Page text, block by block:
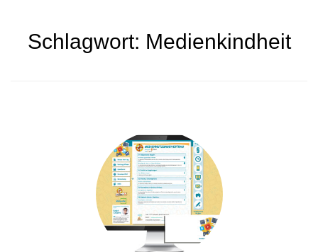
Schlagwort: Medienkindheit